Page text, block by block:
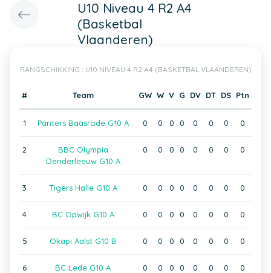
U10 Niveau 4 R2 A4
(Basketbal
Vlaanderen)
RANGSCHIKKING : U10 NIVEAU 4 R2 A4 (BASKETBAL VLAANDEREN)
# Team GW W V G DV DT DS Ptn
1 Panters Baasrode G10 A 0 0 0 0 0 0 0 0
2
BBC Olympia
Denderleeuw G10 A
0 0 0 0 0 0 0 0
3 Tigers Halle G10 A 0 0 0 0 0 0 0 0
4 BC Opwijk G10 A 0 0 0 0 0 0 0 0
5 Okapi Aalst G10 B 0 0 0 0 0 0 0 0
6 BC Lede G10 A 0 0 0 0 0 0 0 0